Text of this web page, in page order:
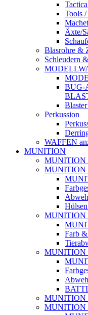
Tools
Äxte/
Blasrohre &
Schleudern
BUG-
Perkussion
WAFFEN
MUNITION
MUNITION
MUNITION
MUNITION
Farb &
MUNITION
MUNITION
MUNITION